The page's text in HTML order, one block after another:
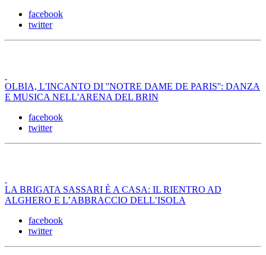
facebook
twitter
OLBIA, L'INCANTO DI ''NOTRE DAME DE PARIS'': DANZA
E MUSICA NELL'ARENA DEL BRIN
facebook
twitter
LA BRIGATA SASSARI È A CASA: IL RIENTRO AD
ALGHERO E L’ABBRACCIO DELL’ISOLA
facebook
twitter